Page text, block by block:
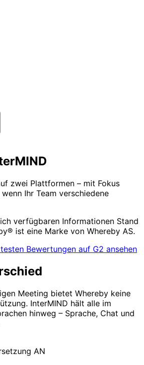
zwei Plattformen – mit Fokus
Ihr Team verschiedene
verfügbaren Informationen Stand
ist eine Marke von Whereby AS.
Bewertungen auf G2 ansehen
Meeting bietet Whereby keine
InterMIND hält alle im
hinweg – Sprache, Chat und
AN